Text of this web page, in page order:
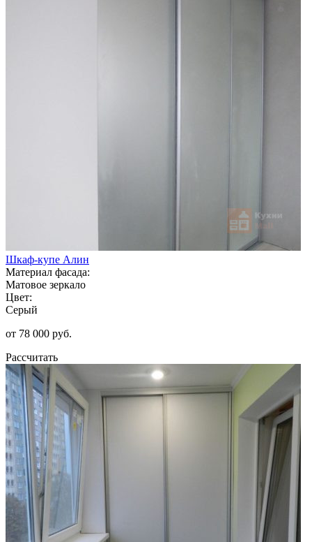
Шкаф-купе Алин
Материал фасада:
Матовое зеркало
Цвет:
Серый
от 78 000 руб.
Рассчитать